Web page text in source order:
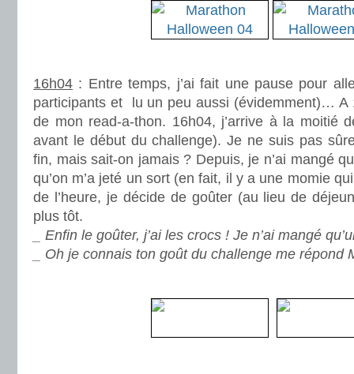
16h04 : Entre temps, j’ai fait une pause pour
participants et lu un peu aussi (évidemment)… A
de mon read-a-thon. 16h04, j’arrive à la moitié
avant le début du challenge). Je ne suis pas
fin, mais sait-on jamais ? Depuis, je n’ai mangé
qu’on m’a jeté un sort (en fait, il y a une momie
de l’heure, je décide de goûter (au lieu de
plus tôt.
_ Enfin le goûter, j’ai les crocs ! Je n’ai mangé
_ Oh je connais ton goût du challenge me répond